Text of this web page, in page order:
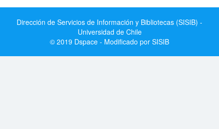
Dirección de Servicios de Información y Bibliotecas (SISIB) -
Universidad de Chile
© 2019 Dspace - Modificado por SISIB